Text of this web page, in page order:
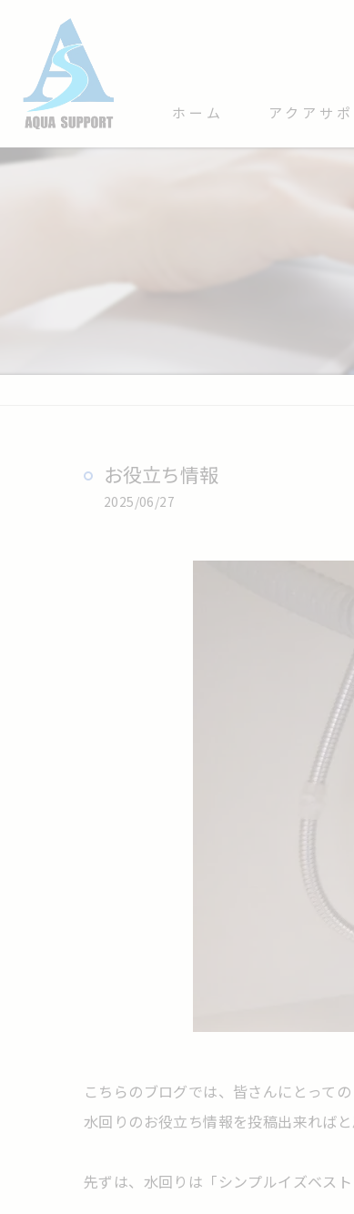
ホーム アクアサ
お役立ち情報
2025/06/27
こちらのブログでは、皆さんにとっての
水回りのお役立ち情報を投稿出来ればと
先ずは、水回りは「シンプルイズベス